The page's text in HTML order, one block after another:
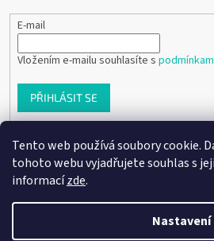
Tento web používá soubory cookie.
tohoto webu vyjadřujete souhlas s
informacízde.
Nastavení
E-mail
Vložením e-mailu souhlasíte s
PŘIHLÁSIT SE
Vytvořil
Ráj dětských botiček.